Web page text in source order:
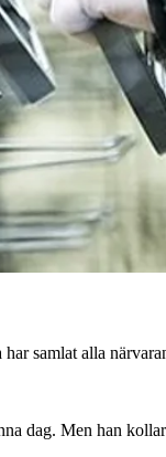
samlat alla
dag. Men han